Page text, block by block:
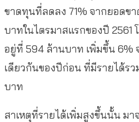
ขาดทุนที่ลดลง 71% จากยอดข
บาทในไตรมาสแรกของปี 2561
อยู่ที่ 594 ล้านบาท เพิ่มขึ้น 6%
เดียวกันของปีก่อน ที่มีรายได้ร
บาท
สาเหตุที่รายได้เพิ่มสูงขึ้นนั้น มา